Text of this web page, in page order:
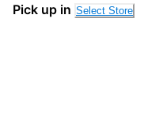
Pick up in Select Store